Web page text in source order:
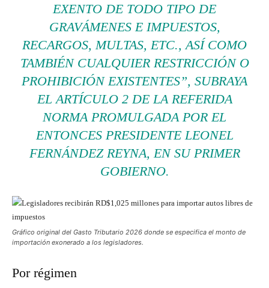
EXENTO DE TODO TIPO DE
GRAVÁMENES E IMPUESTOS,
RECARGOS, MULTAS, ETC., ASÍ COMO
TAMBIÉN CUALQUIER RESTRICCIÓN O
PROHIBICIÓN EXISTENTES”, SUBRAYA
EL ARTÍCULO 2 DE LA REFERIDA
NORMA PROMULGADA POR EL
ENTONCES PRESIDENTE LEONEL
FERNÁNDEZ REYNA, EN SU PRIMER
GOBIERNO.
Gráfico original del Gasto Tributario 2026 donde se especifica el monto de
importación exonerado a los legisladores.
Por régimen